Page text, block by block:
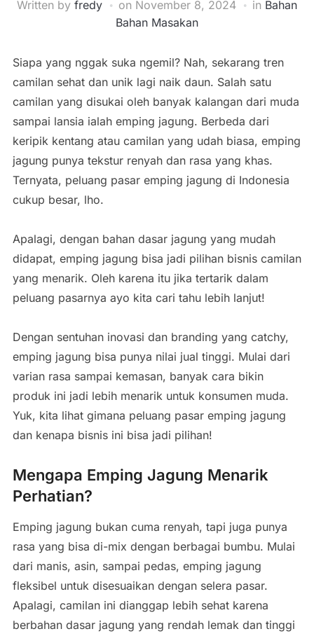
Written by fredy on November 8, 2024 in Bahan
Bahan Masakan
Siapa yang nggak suka ngemil? Nah, sekarang tren
camilan sehat dan unik lagi naik daun. Salah satu
camilan yang disukai oleh banyak kalangan dari muda
sampai lansia ialah emping jagung. Berbeda dari
keripik kentang atau camilan yang udah biasa, emping
jagung punya tekstur renyah dan rasa yang khas.
Ternyata, peluang pasar emping jagung di Indonesia
cukup besar, lho.
Apalagi, dengan bahan dasar jagung yang mudah
didapat, emping jagung bisa jadi pilihan bisnis camilan
yang menarik. Oleh karena itu jika tertarik dalam
peluang pasarnya ayo kita cari tahu lebih lanjut!
Dengan sentuhan inovasi dan branding yang catchy,
emping jagung bisa punya nilai jual tinggi. Mulai dari
varian rasa sampai kemasan, banyak cara bikin
produk ini jadi lebih menarik untuk konsumen muda.
Yuk, kita lihat gimana peluang pasar emping jagung
dan kenapa bisnis ini bisa jadi pilihan!
Mengapa Emping Jagung Menarik
Perhatian?
Emping jagung bukan cuma renyah, tapi juga punya
rasa yang bisa di-mix dengan berbagai bumbu. Mulai
dari manis, asin, sampai pedas, emping jagung
fleksibel untuk disesuaikan dengan selera pasar.
Apalagi, camilan ini dianggap lebih sehat karena
berbahan dasar jagung yang rendah lemak dan tinggi